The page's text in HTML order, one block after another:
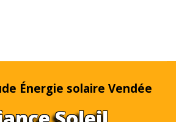
Énergie solaire Vendée